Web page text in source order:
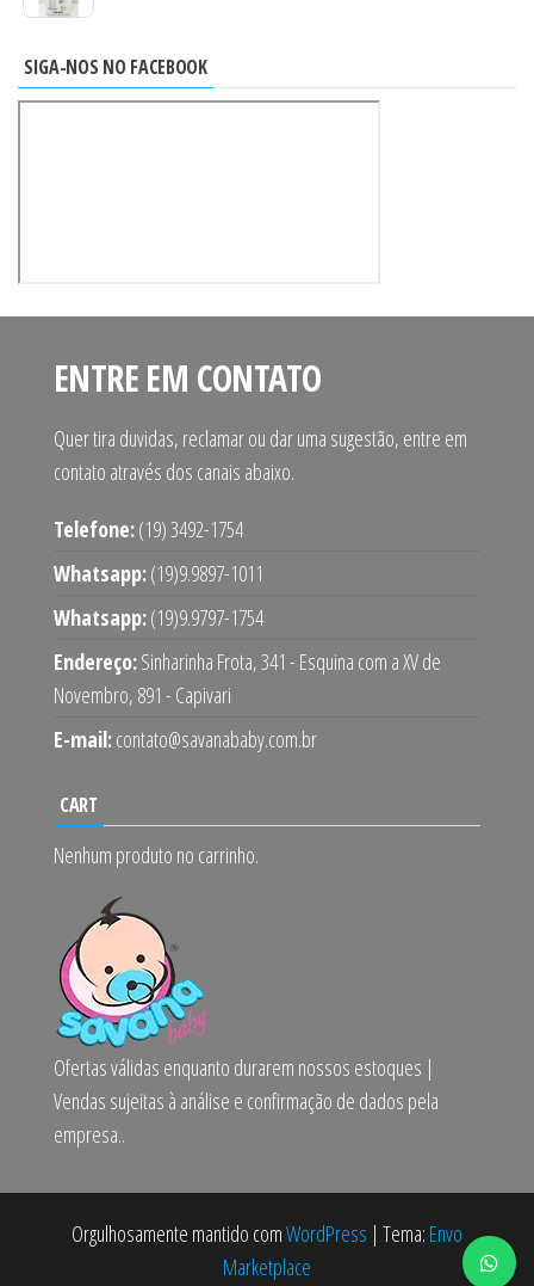
SIGA-NOS NO FACEBOOK
ENTRE EM CONTATO
Quer tira duvidas, reclamar ou dar uma sugestão, entre em
contato através dos canais abaixo.
Telefone:(19) 3492-1754
Whatsapp:(19)9.9897-1011
Whatsapp:(19)9.9797-1754
Endereço:Sinharinha Frota, 341 - Esquina com a XV de
Novembro, 891 - Capivari
E-mail:contato@savanababy.com.br
CART
Nenhum produto no carrinho.
Ofertas válidas enquanto durarem nossos estoques |
Vendas sujeitas à análise e confirmação de dados pela
empresa..
Orgulhosamente mantido comWordPress | Tema: Envo
Marketplace